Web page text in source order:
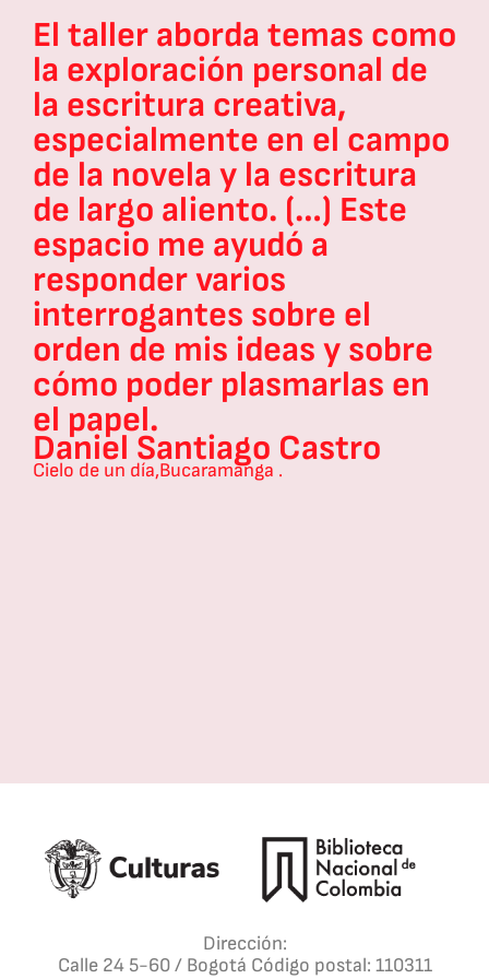
El taller aborda temas como
la exploración personal de
la escritura creativa,
especialmente en el campo
de la novela y la escritura
de largo aliento. (…) Este
espacio me ayudó a
responder varios
interrogantes sobre el
orden de mis ideas y sobre
cómo poder plasmarlas en
el papel.
Daniel Santiago Castro
Cielo de un día,Bucaramanga .
Dirección:
Calle 24 5-60 / Bogotá Código postal: 110311